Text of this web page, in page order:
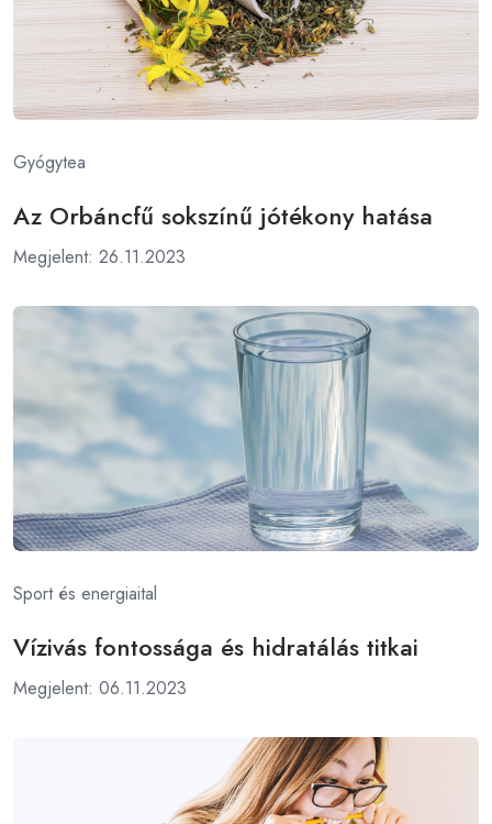
Gyógytea
Az Orbáncfű sokszínű jótékony hatása
Megjelent: 26.11.2023
Sport és energiaital
Vízivás fontossága és hidratálás titkai
Megjelent: 06.11.2023